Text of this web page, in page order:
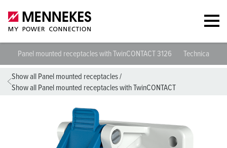
Panel mounted receptacles with TwinCONTACT 3126 Technical
Show all Panel mounted receptacles/
Show all Panel mounted receptacles with TwinCONTACT